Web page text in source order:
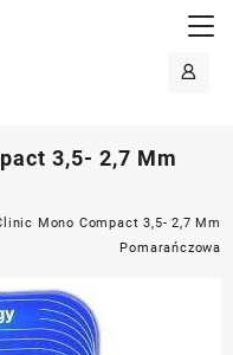
3,5- 2,7 Mm
Mono Compact 3,5- 2,7 Mm
Pomarańczowa